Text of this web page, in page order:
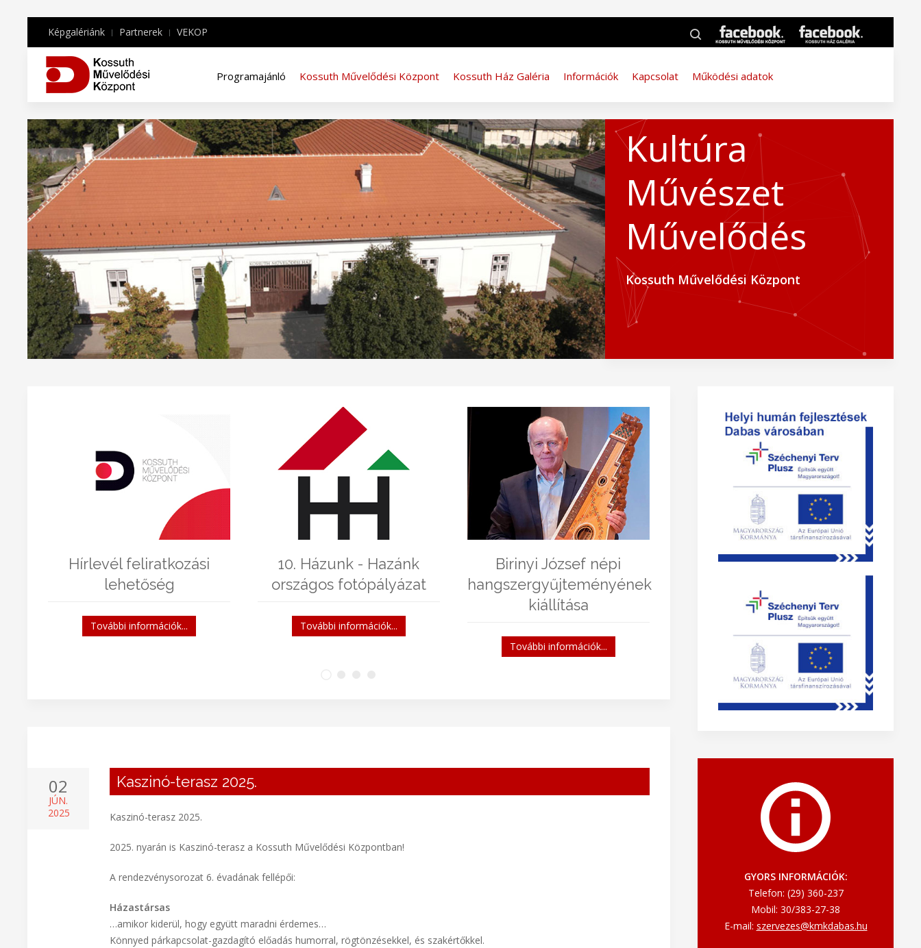
Képgalériánk Partnerek VEKOP
Programajánló Kossuth Művelődési Központ Kossuth Ház Galéria Információk Kapcsolat Működési adatok
Kultúra
Művészet
Művelődés
Kossuth Művelődési Központ
Hírlevél feliratkozási
lehetőség
További információk...
10. Házunk - Hazánk
országos fotópályázat
További információk...
Birinyi József népi
hangszergyűjteményének
kiállítása
További információk...
02
JÚN.
2025
Kaszinó-terasz 2025.
Kaszinó-terasz 2025.
2025. nyarán is Kaszinó-terasz a Kossuth Művelődési Központban!
A rendezvénysorozat 6. évadának fellépői:
Házastársas
…amikor kiderül, hogy együtt maradni érdemes…
Könnyed párkapcsolat-gazdagító előadás humorral, rögtönzésekkel, és szakértőkkel.
GYORS INFORMÁCIÓK:
Telefon: (29) 360-237
Mobil: 30/383-27-38
E-mail: szervezes@kmkdabas.hu